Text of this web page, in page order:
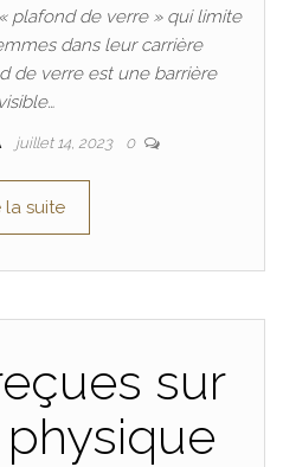
plafond de verre » qui limite
dans leur carrière
de verre est une barrière
juillet 14, 2023 0
la suite
sur
physique